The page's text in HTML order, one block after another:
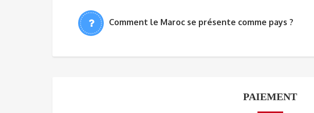
Comment le Maroc se présente comme pays ?
PAIEMENT